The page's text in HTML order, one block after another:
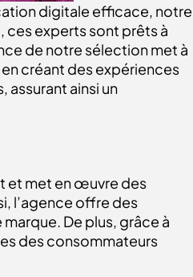
digitale efficace, notre
ces experts sont prêts à
de notre sélection met à
créant des expériences
ainsi un
et met en œuvre des
l’agence offre des
De plus, grâce à
des consommateurs